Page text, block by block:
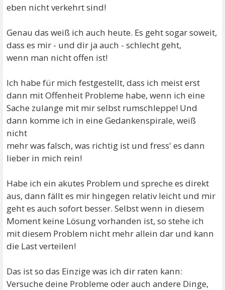
eben nicht verkehrt sind!
Genau das weiß ich auch heute. Es geht sogar soweit,
dass es mir - und dir ja auch - schlecht geht,
wenn man nicht offen ist!
Ich habe für mich festgestellt, dass ich meist erst
dann mit Offenheit Probleme habe, wenn ich eine
Sache zulange mit mir selbst rumschleppe! Und
dann komme ich in eine Gedankenspirale, weiß
nicht
mehr was falsch, was richtig ist und fress' es dann
lieber in mich rein!
Habe ich ein akutes Problem und spreche es direkt
aus, dann fällt es mir hingegen relativ leicht und mir
geht es auch sofort besser. Selbst wenn in diesem
Moment keine Lösung vorhanden ist, so stehe ich
mit diesem Problem nicht mehr allein dar und kann
die Last verteilen!
Das ist so das Einzige was ich dir raten kann:
Versuche deine Probleme oder auch andere Dinge,